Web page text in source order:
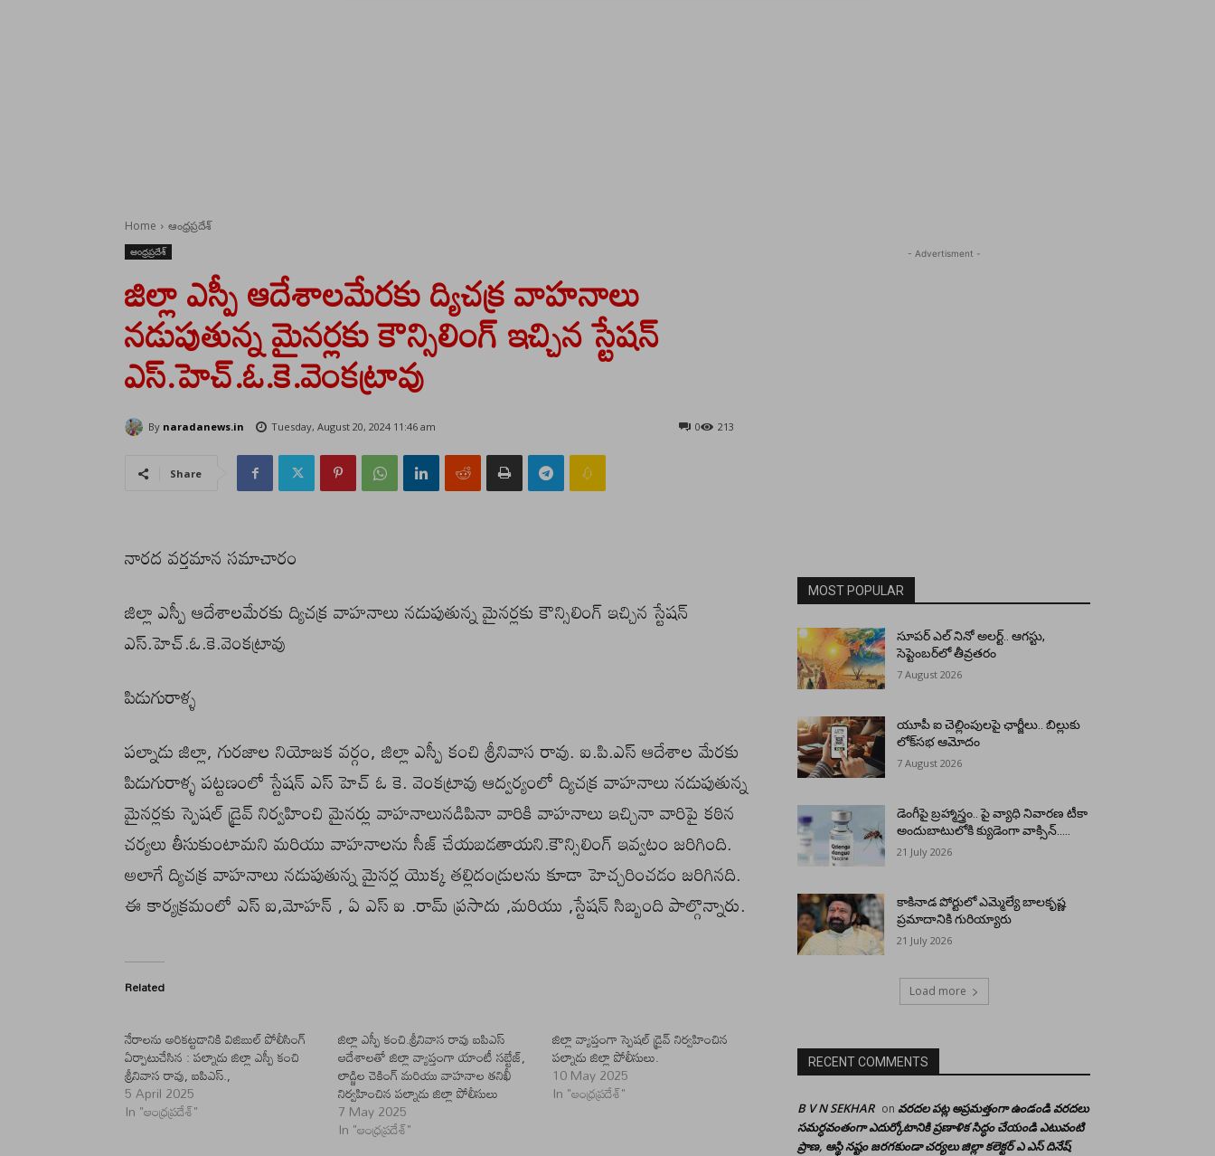
Home ఆంధ్రప్రదేశ్
ఆంధ్రప్రదేశ్
జిల్లా ఎస్పీ ఆదేశాలమేరకు ద్యిచక్ర వాహనాలు
నడుపుతున్న మైనర్లకు కౌన్సిలింగ్ ఇచ్చిన స్టేషన్
ఎస్.హెచ్.ఓ.కె.వెంకట్రావు
By naradanews.in Tuesday, August 20, 2024 11:46 am 213
0
Share
నారద వర్తమాన సమాచారం
జిల్లా ఎస్పీ ఆదేశాలమేరకు ద్యిచక్ర వాహనాలు నడుపుతున్న మైనర్లకు కౌన్సిలింగ్ ఇచ్చిన స్టేషన్
ఎస్.హెచ్.ఓ.కె.వెంకట్రావు
పిడుగురాళ్ళ
పల్నాడు జిల్లా, గురజాల నియోజక వర్గం, జిల్లా ఎస్పీ కంచి శ్రీనివాస రావు. ఐ.పి.ఎస్ ఆదేశాల మేరకు
పిడుగురాళ్ళ పట్టణంలో స్టేషన్ ఎస్ హెచ్ ఓ కె. వెంకట్రావు ఆద్వర్యంలో ద్యిచక్ర వాహనాలు నడుపుతున్న
మైనర్లకు స్పెషల్ డ్రైవ్ నిర్వహించి మైనర్లు వాహనాలునడిపినా వారికి వాహనాలు ఇచ్చినా వారిపై కఠిన
చర్యలు తీసుకుంటామని మరియు వాహనాలను సీజ్ చేయబడతాయని.కౌన్సిలింగ్ ఇవ్వటం జరిగింది.
అలాగే ద్యిచక్ర వాహనాలు నడుపుతున్న మైనర్ల యొక్క తల్లిదండ్రులను కూడా హెచ్చరించడం జరిగినది.
ఈ కార్యక్రమంలో ఎస్ ఐ,మోహన్ , ఏ ఎస్ ఐ .రామ్ ప్రసాదు ,మరియు ,స్టేషన్ సిబ్బంది పాల్గొన్నారు.
Related
నేరాలను అరికట్టడానికి విజిబుల్ పోలీసింగ్
ఏర్పాటుచేసిన : పల్నాడు జిల్లా ఎస్పీ కంచి
శ్రీనివాస రావు, ఐపిఎస్.,
5 April 2025
In "ఆంధ్రప్రదేశ్"
జిల్లా ఎస్పీ కంచి.శ్రీనివాస రావు ఐపిఎస్
ఆదేశాలతో జిల్లా వ్యాప్తంగా యాంటీ సబ్టేజ్,
లాడ్జిల చెకింగ్ మరియు వాహనాల తనిఖీ
నిర్వహించిన పల్నాడు జిల్లా పోలీసులు
7 May 2025
In "ఆంధ్రప్రదేశ్"
జిల్లా వ్యాప్తంగా స్పెషల్ డ్రైవ్ నిర్వహించిన
పల్నాడు జిల్లా పోలీసులు.
10 May 2025
In "ఆంధ్రప్రదేశ్"
- Advertisment -
MOST POPULAR
సూపర్ ఎల్ నినో అలర్ట్.. ఆగస్టు,
సెప్టెంబర్‌లో తీవ్రతరం
7 August 2026
యూపీ ఐ చెల్లింపులపై ఛార్జీలు.. బిల్లుకు
లోక్‌సభ ఆమోదం
7 August 2026
డెంగీపై బ్రహ్మాస్త్రం.. పై వ్యాధి నివారణ టీకా
అందుబాటులోకి క్యుడెంగా వాక్సిన్…..
21 July 2026
కాకినాడ పోర్టులో ఎమ్మెల్యే బాలకృష్ణ
ప్రమాదానికి గురియ్యారు
21 July 2026
Load more
RECENT COMMENTS
B V N SEKHAR on వరదల పట్ల అప్రమత్తంగా ఉండండి వరదలు
సమర్ధవంతంగా ఎదుర్కోటానికి ప్రణాళిక సిద్ధం చేయండి ఎటువంటి
ప్రాణ, ఆస్థి నష్టం జరగకుండా చర్యలు జిల్లా కలెక్టర్ ఎ ఎస్ దినేష్